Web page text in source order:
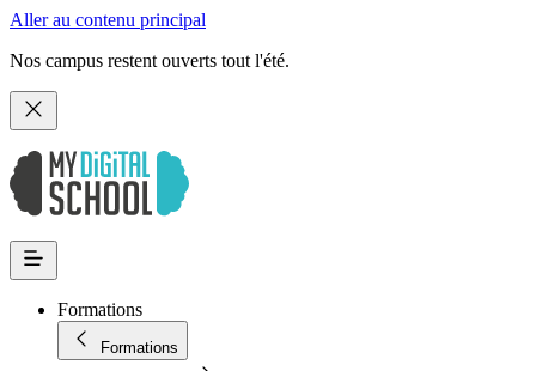
Aller au contenu principal
Nos campus restent ouverts tout l'été.
Formations
Formations